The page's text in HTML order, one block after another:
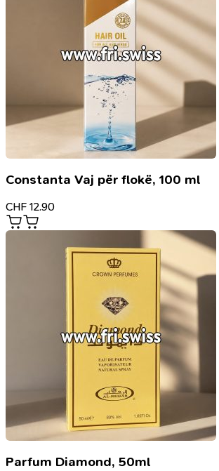
Constanta Vaj për flokë, 100 ml
CHF 12.90
Parfum Diamond, 50ml